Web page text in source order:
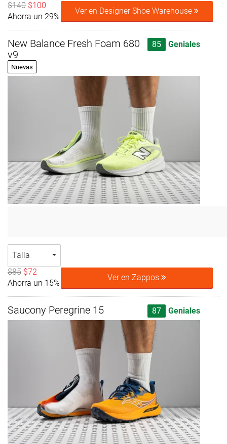
$140 $100
Ahorra un 29%
Ver en Designer Shoe Warehouse
New Balance Fresh Foam 680
v9
Nuevas
85 Geniales
Talla
$85 $72
Ahorra un 15%
Ver en Zappos
Saucony Peregrine 15 87 Geniales